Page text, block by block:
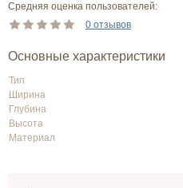
Средняя оценка пользователей:
0 отзывов
Основные характеристики
Тип
Ширина
Глубина
Высота
Материал